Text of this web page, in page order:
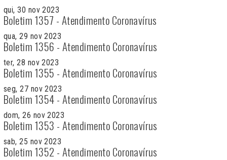
qui, 30 nov 2023
Boletim 1357 - Atendimento Coronavírus
qua, 29 nov 2023
Boletim 1356 - Atendimento Coronavírus
ter, 28 nov 2023
Boletim 1355 - Atendimento Coronavírus
seg, 27 nov 2023
Boletim 1354 - Atendimento Coronavírus
dom, 26 nov 2023
Boletim 1353 - Atendimento Coronavírus
sab, 25 nov 2023
Boletim 1352 - Atendimento Coronavírus